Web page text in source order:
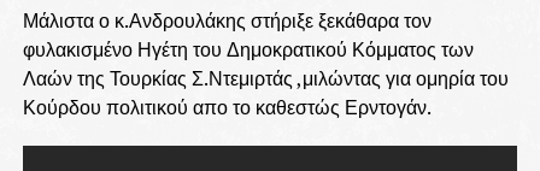
Μάλιστα ο κ.Ανδρουλάκης στήριξε ξεκάθαρα τον
φυλακισμένο Ηγέτη του Δημοκρατικού Κόμματος των
Λαών της Τουρκίας Σ.Ντεμιρτάς ,μιλώντας για ομηρία του
Κούρδου πολιτικού απο το καθεστώς Ερντογάν.